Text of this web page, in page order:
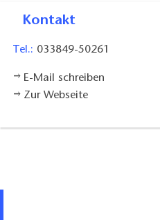
Kontakt
Tel.: 033849-50261
E-Mail schreiben
Zur Webseite